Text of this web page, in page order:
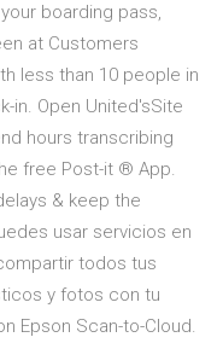
boarding pass,
at Customers
less than 10 people in
in. Open United'sSite
hours transcribing
free Post-it ® App.
& keep the
usar servicios en
todos tus
y fotos con tu
Epson Scan-to-Cloud.